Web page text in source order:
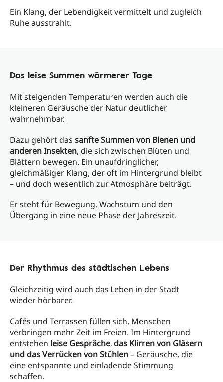
Ein Klang, der Lebendigkeit vermittelt und zugleich
Ruhe ausstrahlt.
Das leise Summen wärmerer Tage
Mit steigenden Temperaturen werden auch die
kleineren Geräusche der Natur deutlicher
wahrnehmbar.
Dazu gehört das sanfte Summen von Bienen und
anderen Insekten, die sich zwischen Blüten und
Blättern bewegen. Ein unaufdringlicher,
gleichmäßiger Klang, der oft im Hintergrund bleibt
– und doch wesentlich zur Atmosphäre beiträgt.
Er steht für Bewegung, Wachstum und den
Übergang in eine neue Phase der Jahreszeit.
Der Rhythmus des städtischen Lebens
Gleichzeitig wird auch das Leben in der Stadt
wieder hörbarer.
Cafés und Terrassen füllen sich, Menschen
verbringen mehr Zeit im Freien. Im Hintergrund
entstehen leise Gespräche, das Klirren von Gläsern
und das Verrücken von Stühlen– Geräusche, die
eine entspannte und einladende Stimmung
schaffen.